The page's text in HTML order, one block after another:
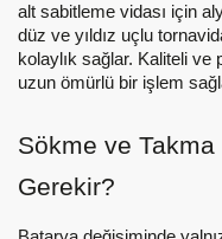
alt sabitleme vidası için
düz ve yıldız uçlu
kolaylık sağlar. Kaliteli
uzun ömürlü bir işlem
Sökme ve
Gerekir?